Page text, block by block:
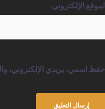
الموقع الإلكتروني
احفظ اسمي، بريدي الإلكتروني،